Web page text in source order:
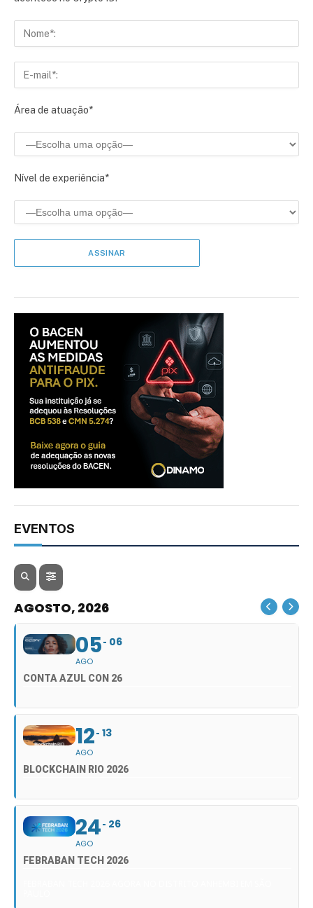
Área de atuação*
Nível de experiência*
EVENTOS
AGOSTO, 2026
05
AGO
06
CONTA AZUL CON 26
12
AGO
13
BLOCKCHAIN RIO 2026
24
AGO
26
FEBRABAN TECH 2026